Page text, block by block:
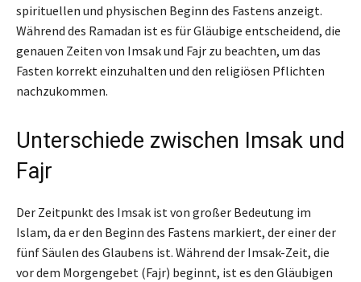
spirituellen und physischen Beginn des Fastens anzeigt.
Während des Ramadan ist es für Gläubige entscheidend, die
genauen Zeiten von Imsak und Fajr zu beachten, um das
Fasten korrekt einzuhalten und den religiösen Pflichten
nachzukommen.
Unterschiede zwischen Imsak und
Fajr
Der Zeitpunkt des Imsak ist von großer Bedeutung im
Islam, da er den Beginn des Fastens markiert, der einer der
fünf Säulen des Glaubens ist. Während der Imsak-Zeit, die
vor dem Morgengebet (Fajr) beginnt, ist es den Gläubigen